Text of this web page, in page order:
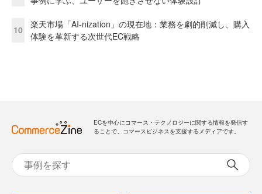
10
楽天市場「AI-nization」の現在地：業務を劇的削減し、購入
体験を革新する次世代EC戦略
ECを中心にコマース・テクノロジーに関する情報を発信す
ることで、コマースビジネスを支援するメディアです。